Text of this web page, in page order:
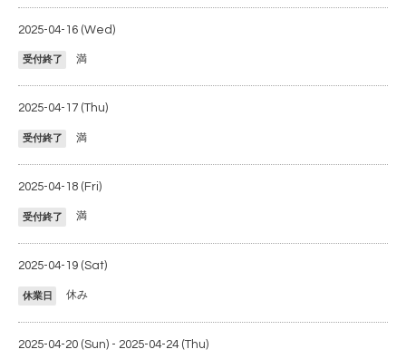
2025-04-16 (Wed)
受付終了 満
2025-04-17 (Thu)
受付終了 満
2025-04-18 (Fri)
受付終了 満
2025-04-19 (Sat)
休業日 休み
2025-04-20 (Sun) - 2025-04-24 (Thu)